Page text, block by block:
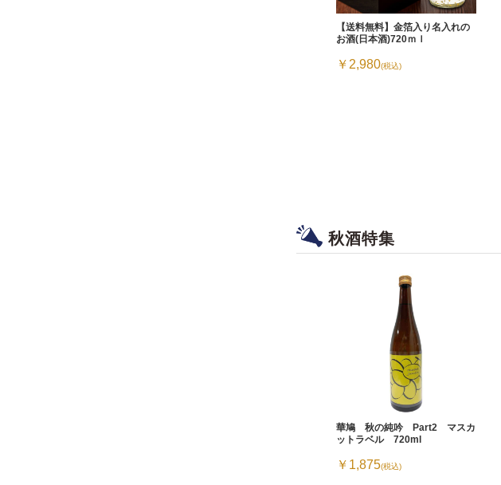
【送料無料】金箔入り名入れの
お酒(日本酒)720ｍｌ
￥2,980(税込)
秋酒特集
華鳩 秋の純吟 Part2 マスカ
ットラベル 720ml
￥1,875(税込)